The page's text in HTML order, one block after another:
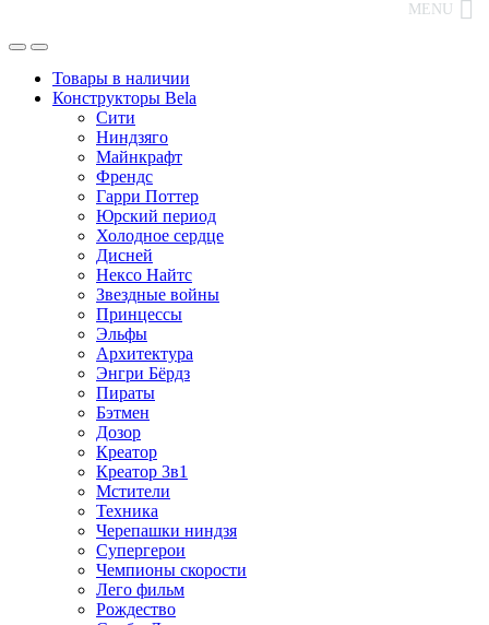
MENU
Товары в наличии
Конструкторы Bela
Сити
Ниндзяго
Майнкрафт
Френдс
Гарри Поттер
Юрский период
Холодное сердце
Дисней
Нексо Найтс
Звездные войны
Принцессы
Эльфы
Архитектура
Энгри Бёрдз
Пираты
Бэтмен
Дозор
Креатор
Креатор 3в1
Мстители
Техника
Черепашки ниндзя
Супергерои
Чемпионы скорости
Лего фильм
Рождество